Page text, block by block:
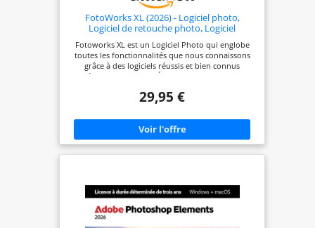
FotoWorks XL (2026) - Logiciel photo,
Logiciel de retouche photo, Logiciel
montage - Très facile à utiliser
Fotoworks XL est un Logiciel Photo qui englobe
toutes les fonctionnalités que nous connaissons
grâce à des logiciels réussis et bien connus
'd'éditeur de photo - Édition d'image! Logiciel
photo, logiciel retouche photo est très facile à
retouche photo comme la manipulation d'image,
effets photo, etc. dans le programme de retouche
d'image Logiciel photo, photo editor de retouche
photo avec le studio d'impression pour l'album de
montage etc.- Plate-forme : Windows 10, Windows
11, Windows 7, Windows 8, Windows Vista,
Windows XL Photomontage, insérer des objets
29,95 €